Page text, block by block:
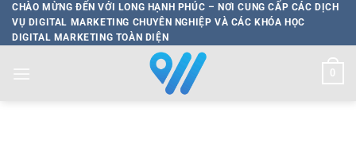
Bỏ
qua
nội
CHÀO MỪNG ĐẾN VỚI LONG HẠNH PHÚC – NƠI CUNG CẤP CÁC DỊCH
VỤ DIGITAL MARKETING CHUYÊN NGHIỆP VÀ CÁC KHÓA HỌC
DIGITAL MARKETING TOÀN DIỆN
0